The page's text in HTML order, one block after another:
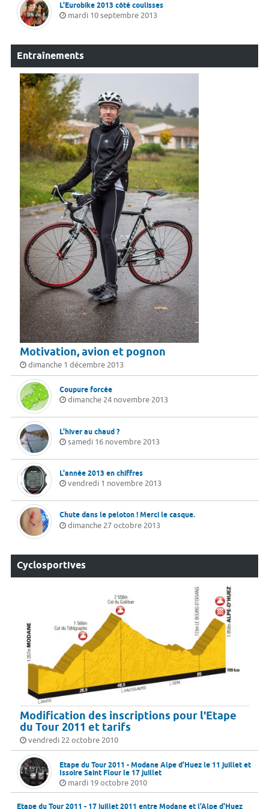
L'Eurobike 2013 côté coulisses
mardi 10 septembre 2013
Entraînements
Motivation, avion et pognon
dimanche 1 décembre 2013
Coupure forcée
dimanche 24 novembre 2013
L'hiver au chaud ?
samedi 16 novembre 2013
L'année 2013 en chiffres
vendredi 1 novembre 2013
Chute dans le peloton ! Merci le casque.
dimanche 27 octobre 2013
Cyclosportives
Modification des inscriptions pour l'Etape
du Tour 2011 et tarifs
vendredi 22 octobre 2010
Etape du Tour 2011 - Modane Alpe d'Huez le 11 juillet et
Issoire Saint Flour le 17 juillet
mardi 19 octobre 2010
Etape du Tour 2011 - 17 juillet 2011 entre Modane et l'Alpe d'Huez